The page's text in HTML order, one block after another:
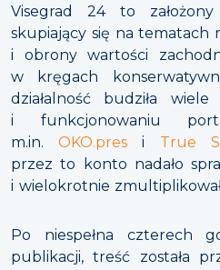
Visegrad 24 to
skupiający się na tematach
i obrony wartości
w kręgach
działalność budziła
i funkcjonowaniu
m.in.OKO.pres i True
przez to konto nadało
i wielokrotnie
Po niespełna czterech
publikacji, treść została